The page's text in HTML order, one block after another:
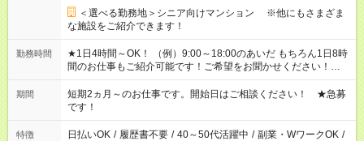
＜選べる勤務地＞シニア向けマンション ※他にもさまざま
な施設をご紹介できます！
勤務時間
★1日4時間～OK！ （例）9:00～18:00のあいだ もちろん1日8時
間のお仕事もご紹介可能です！ご希望をお聞かせください！★家
庭の都合でお休みが必要な場合も遠慮なくご相談ください。 ※
週最低15時間以上の勤務が必要です
期間
短期2ヵ月～のお仕事です。開始日はご相談ください！ ★急募
です！
特徴 日払いOK / 履歴書不要 / 40～50代活躍中 / 副業・WワークOK /